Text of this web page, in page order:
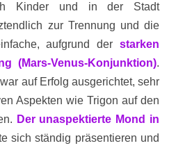
Kinder und in der Stadt
zur Trennung und die
aufgrund der starken
(Mars-Venus-Konjunktion).
auf Erfolg ausgerichtet, sehr
Aspekten wie Trigon auf den
Der unaspektierte Mond in
sich ständig präsentieren und